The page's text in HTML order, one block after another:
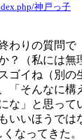
神戸っ子
わりの質問
？（私には無
ゴイね（別の
「そんなに構
な」と思って
いいほうでは
なってきた。